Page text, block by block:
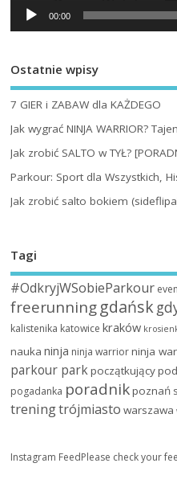
00:00
Ostatnie wpisy
7 GIER i ZABAW dla KAŻDEGO
Jak wygrać NINJA WARRIOR?
Jak zrobić SALTO w TYŁ?
Parkour: Sport dla Wszystkich,
Jak zrobić salto bokiem
Tagi
#OdkryjWSobieParkour
freerunninggdańsk
kalistenika katowice kraków
nauka ninja ninja warrior ninja
parkour parkpoczątkujący
pogadanka poradnikpoznań
treningtrójmiasto warszawa
Instagram FeedPlease check your